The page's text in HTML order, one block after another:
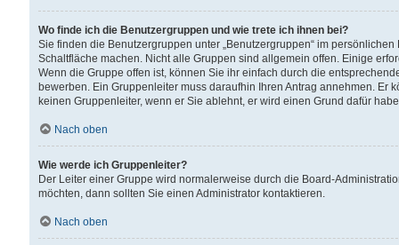
Wo finde ich die Benutzergruppen und wie trete ich ihnen bei?
Sie finden die Benutzergruppen unter „Benutzergruppen“ im
Schaltfläche machen. Nicht alle Gruppen sind allgemein offen. Einige
Wenn die Gruppe offen ist, können Sie ihr einfach durch die
bewerben. Ein Gruppenleiter muss daraufhin Ihren Antrag annehmen.
keinen Gruppenleiter, wenn er Sie ablehnt, er wird einen Grund dafür
Nach oben
Wie werde ich Gruppenleiter?
Der Leiter einer Gruppe wird normalerweise durch die Board-
möchten, dann sollten Sie einen Administrator kontaktieren.
Nach oben